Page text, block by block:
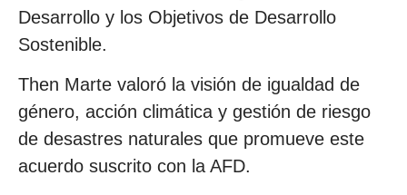
Desarrollo y los Objetivos de Desarrollo
Sostenible.
Then Marte valoró la visión de igualdad de
género, acción climática y gestión de riesgo
de desastres naturales que promueve este
acuerdo suscrito con la AFD.